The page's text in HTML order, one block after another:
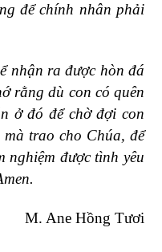
để chính nhân phải
nhận ra được hòn đá
rằng dù con có quên
ở đó để chờ đợi con
trao cho Chúa, để
nghiệm được tình yêu
M. Ane Hồng Tươi